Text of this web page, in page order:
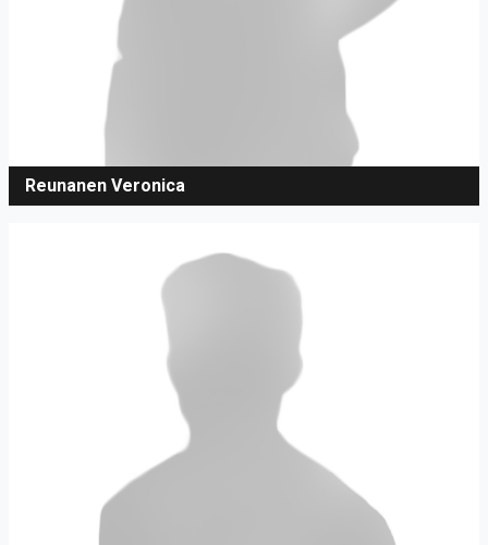
Reunanen Veronica